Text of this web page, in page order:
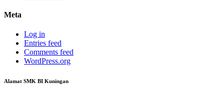
Meta
Log in
Entries feed
Comments feed
WordPress.org
Alamat SMK BI Kuningan